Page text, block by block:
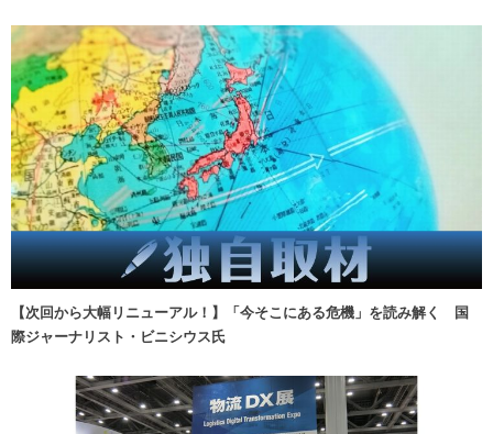
【次回から大幅リニューアル！】「今そこにある危機」を読み解く 国
際ジャーナリスト・ビニシウス氏